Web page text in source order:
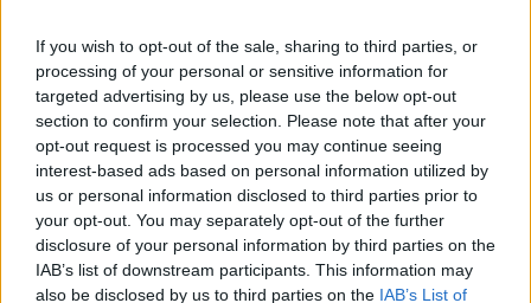
If you wish to opt-out of the sale, sharing to third parties, or
processing of your personal or sensitive information for
targeted advertising by us, please use the below opt-out
section to confirm your selection. Please note that after your
opt-out request is processed you may continue seeing
interest-based ads based on personal information utilized by
us or personal information disclosed to third parties prior to
your opt-out. You may separately opt-out of the further
disclosure of your personal information by third parties on the
IAB’s list of downstream participants. This information may
also be disclosed by us to third parties on the IAB’s List of
PIÙ LETTI